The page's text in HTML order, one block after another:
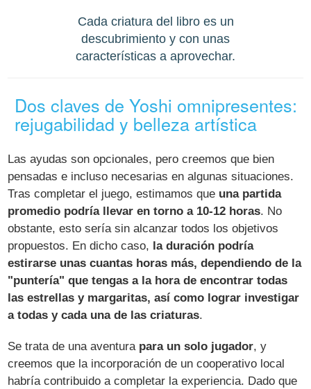
Cada criatura del libro es un
descubrimiento y con unas
características a aprovechar.
Dos claves de Yoshi omnipresentes:
rejugabilidad y belleza artística
Las ayudas son opcionales, pero creemos que bien
pensadas e incluso necesarias en algunas situaciones.
Tras completar el juego, estimamos que una partida
promedio podría llevar en torno a 10-12 horas. No
obstante, esto sería sin alcanzar todos los objetivos
propuestos. En dicho caso, la duración podría
estirarse unas cuantas horas más, dependiendo de la
"puntería" que tengas a la hora de encontrar todas
las estrellas y margaritas, así como lograr investigar
a todas y cada una de las criaturas.
Se trata de una aventura para un solo jugador, y
creemos que la incorporación de un cooperativo local
habría contribuido a completar la experiencia. Dado que